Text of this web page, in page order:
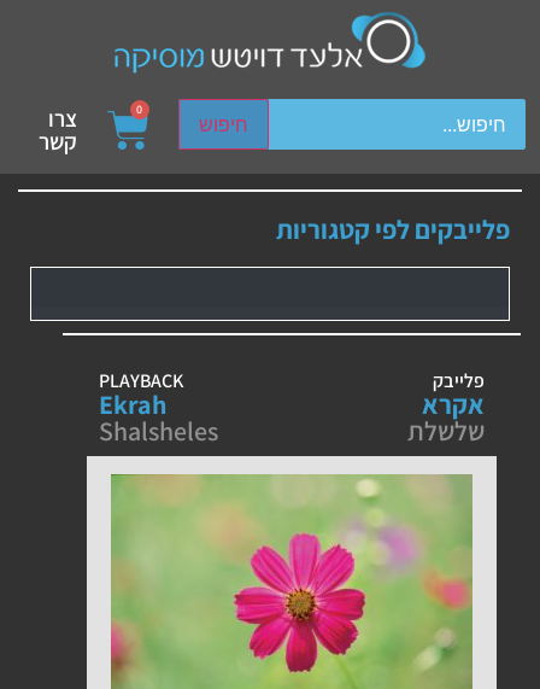
חיפוש
device users, explore by touch or with swipe gestures.
0 צרו
קשר
פלייבקים לפי קטגוריות
פלייבק
אקרא
שלשלת
PLAYBACK
Ekrah
Shalsheles